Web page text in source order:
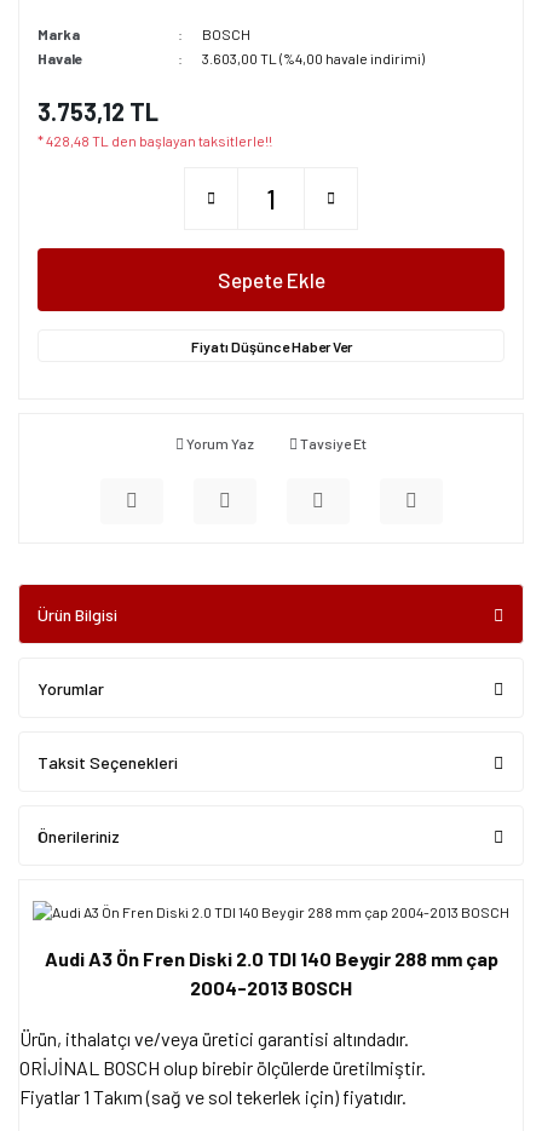
Marka
BOSCH
Havale
3.603,00 TL (%4,00 havale indirimi)
3.753,12 TL
* 428,48 TL den başlayan taksitlerle!!
Sepete Ekle
Fiyatı Düşünce Haber Ver
Yorum Yaz Tavsiye Et
Ürün Bilgisi
Yorumlar
Taksit Seçenekleri
Önerileriniz
Audi A3 Ön Fren Diski 2.0 TDI 140 Beygir 288 mm çap
2004-2013 BOSCH
Ürün, ithalatçı ve/veya üretici garantisi altındadır.
ORİJİNAL BOSCH olup birebir ölçülerde üretilmiştir.
Fiyatlar 1 Takım (sağ ve sol tekerlek için) fiyatıdır.